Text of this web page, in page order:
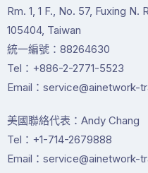
Rm. 1, 1 F., No. 57, Fuxing
105404, Taiwan
統一編號：88264630
Tel：+886-2-2771-5523
Email：service@ainetwork-
美國聯絡代表：Andy Chang
Tel：+1-714-2679888
Email：service@ainetwork-